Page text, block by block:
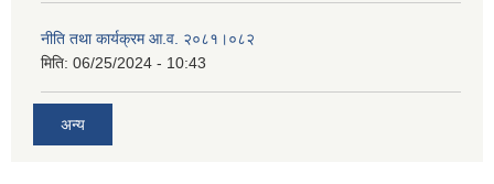
नीति तथा कार्यक्रम आ.व. २०८१।०८२
मिति: 06/25/2024 - 10:43
अन्य